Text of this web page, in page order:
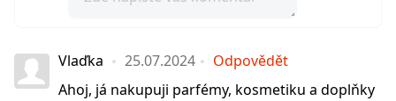
Vlaďka 25.07.2024
Odpovědět
Ahoj, já nakupuji parfémy, kosmetiku a doplňky